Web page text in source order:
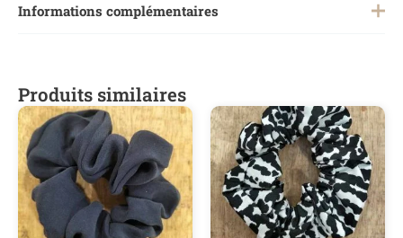
Informations complémentaires
Produits similaires